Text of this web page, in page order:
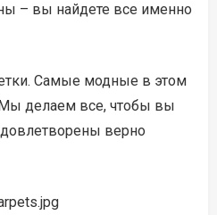
– вы найдете все именно
Самые модные в этом
делаем все, чтобы вы
верно